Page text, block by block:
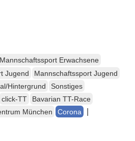
Mannschaftssport Erwachsene
Jugend
Mannschaftssport Jugend
Hintergrund
Sonstiges
click-TT
Bavarian TT-Race
München Corona